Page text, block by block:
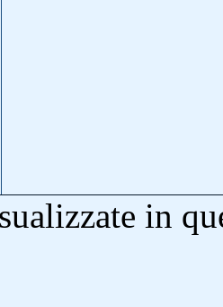
in